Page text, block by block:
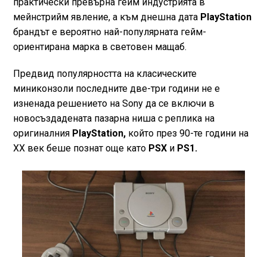
мейнстрийм явление, а към днешна дата PlayStation
брандът е вероятно най-популярната гейм-
ориентирана марка в световен мащаб.
Предвид популярността на класическите
миниконзоли последните две-три години не е
изненада решението на Sony да се включи в
новосъздадената пазарна ниша с реплика на
оригиналния PlayStation,който през 90-те години на
XX век беше познат още като PSXи PS1.